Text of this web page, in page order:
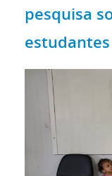
pesquisa